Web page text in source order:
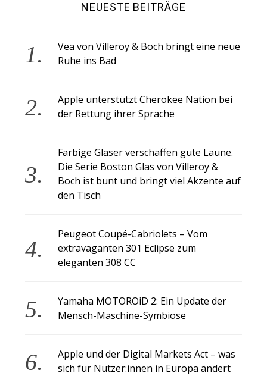
NEUESTE BEITRÄGE
Vea von Villeroy & Boch bringt eine neue
Ruhe ins Bad
Apple unterstützt Cherokee Nation bei
der Rettung ihrer Sprache
Farbige Gläser verschaffen gute Laune.
Die Serie Boston Glas von Villeroy &
Boch ist bunt und bringt viel Akzente auf
den Tisch
Peugeot Coupé-Cabriolets – Vom
extravaganten 301 Eclipse zum
eleganten 308 CC
Yamaha MOTOROiD 2: Ein Update der
Mensch-Maschine-Symbiose
Apple und der Digital Markets Act – was
sich für Nutzer:innen in Europa ändert